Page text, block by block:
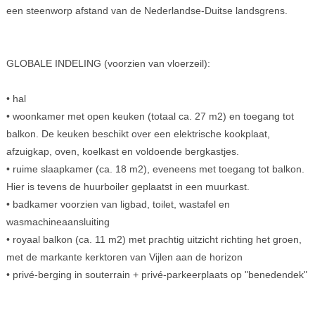
een steenworp afstand van de Nederlandse-Duitse landsgrens.
GLOBALE INDELING (voorzien van vloerzeil):
• hal
• woonkamer met open keuken (totaal ca. 27 m2) en toegang tot
balkon. De keuken beschikt over een elektrische kookplaat,
afzuigkap, oven, koelkast en voldoende bergkastjes.
• ruime slaapkamer (ca. 18 m2), eveneens met toegang tot balkon.
Hier is tevens de huurboiler geplaatst in een muurkast.
• badkamer voorzien van ligbad, toilet, wastafel en
wasmachineaansluiting
• royaal balkon (ca. 11 m2) met prachtig uitzicht richting het groen,
met de markante kerktoren van Vijlen aan de horizon
• privé-berging in souterrain + privé-parkeerplaats op "benedendek"